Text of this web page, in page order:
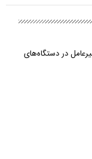
در دستگاه‌های